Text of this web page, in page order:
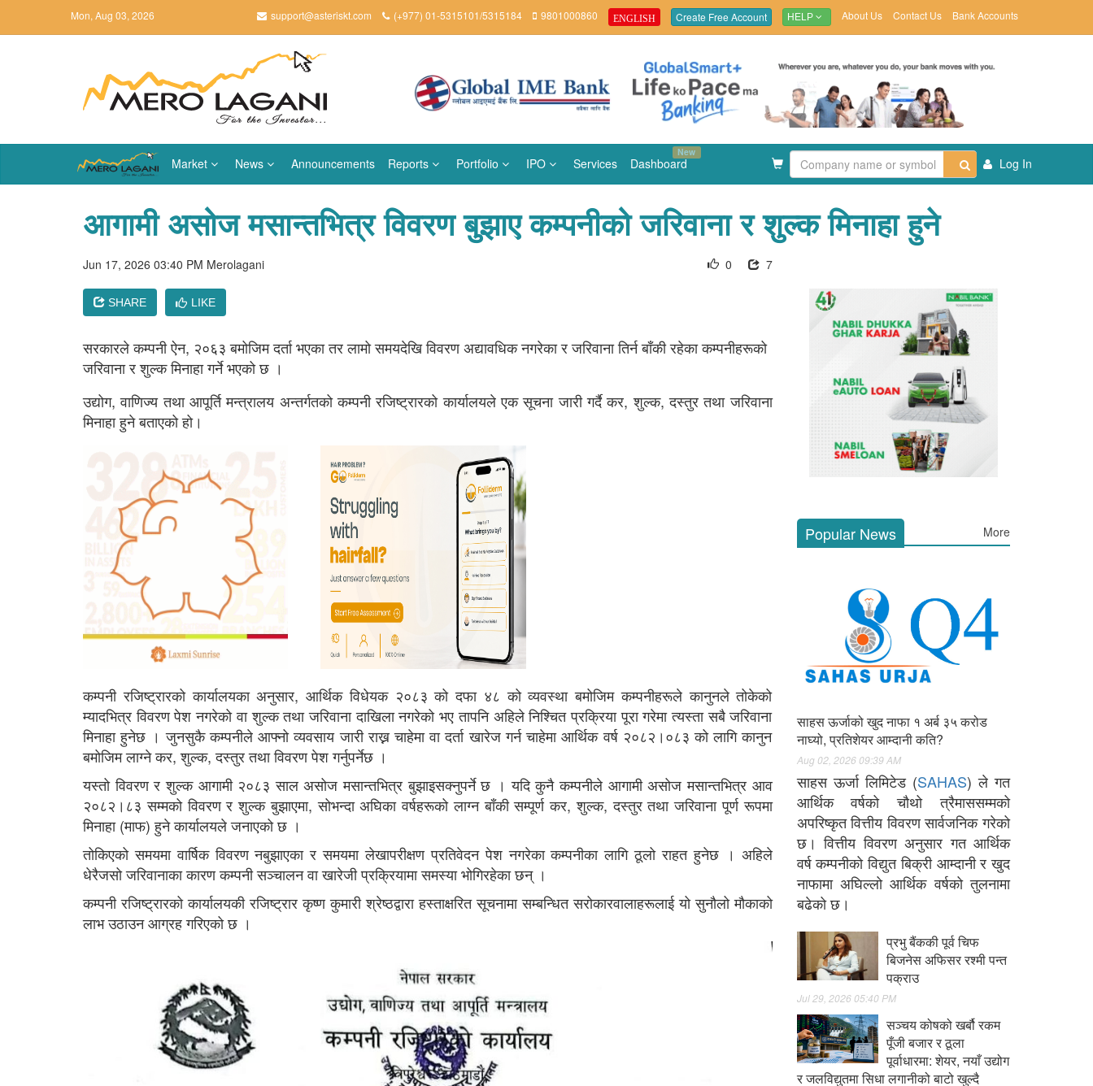
Mon, Aug 03, 2026 support@asteriskt.com (+977) 01-5315101/5315184 9801000860 ENGLISH Create Free Account HELP About Us Contact Us Bank Accounts
Market News Announcements Reports Portfolio IPO Services Dashboard
New
Log In
आगामी असोज मसान्तभित्र विवरण बुझाए कम्पनीको जरिवाना र शुल्क मिनाहा हुने
Jun 17, 2026 03:40 PM Merolagani 7
0
SHARE LIKE
सरकारले कम्पनी ऐन, २०६३ बमोजिम दर्ता भएका तर लामो समयदेखि विवरण अद्यावधिक नगरेका र जरिवाना तिर्न बाँकी रहेका कम्पनीहरूको
जरिवाना र शुल्क मिनाहा गर्ने भएको छ ।
उद्योग, वाणिज्य तथा आपूर्ति मन्त्रालय अन्तर्गतको कम्पनी रजिष्ट्रारको कार्यालयले एक सूचना जारी गर्दै कर, शुल्क, दस्तुर तथा जरिवाना
मिनाहा हुने बताएको हो।
कम्पनी रजिष्ट्रारको कार्यालयका अनुसार, आर्थिक विधेयक २०८३ को दफा ४८ को व्यवस्था बमोजिम कम्पनीहरूले कानुनले तोकेको
म्यादभित्र विवरण पेश नगरेको वा शुल्क तथा जरिवाना दाखिला नगरेको भए तापनि अहिले निश्चित प्रक्रिया पूरा गरेमा त्यस्ता सबै जरिवाना
मिनाहा हुनेछ । जुनसुकै कम्पनीले आफ्नो व्यवसाय जारी राख्न चाहेमा वा दर्ता खारेज गर्न चाहेमा आर्थिक वर्ष २०८२।०८३ को लागि कानुन
बमोजिम लाग्ने कर, शुल्क, दस्तुर तथा विवरण पेश गर्नुपर्नेछ ।
यस्तो विवरण र शुल्क आगामी २०८३ साल असोज मसान्तभित्र बुझाइसक्नुपर्ने छ । यदि कुनै कम्पनीले आगामी असोज मसान्तभित्र आव
२०८२।८३ सम्मको विवरण र शुल्क बुझाएमा, सोभन्दा अघिका वर्षहरूको लाग्न बाँकी सम्पूर्ण कर, शुल्क, दस्तुर तथा जरिवाना पूर्ण रूपमा
मिनाहा (माफ) हुने कार्यालयले जनाएको छ ।
तोकिएको समयमा वार्षिक विवरण नबुझाएका र समयमा लेखापरीक्षण प्रतिवेदन पेश नगरेका कम्पनीका लागि ठूलो राहत हुनेछ । अहिले
धेरैजसो जरिवानाका कारण कम्पनी सञ्चालन वा खारेजी प्रक्रियामा समस्या भोगिरहेका छन् ।
कम्पनी रजिष्ट्रारको कार्यालयकी रजिष्ट्रार कृष्ण कुमारी श्रेष्ठद्वारा हस्ताक्षरित सूचनामा सम्बन्धित सरोकारवालाहरूलाई यो सुनौलो मौकाको
लाभ उठाउन आग्रह गरिएको छ ।
Popular News More
साहस ऊर्जाको खुद नाफा १ अर्ब ३५ करोड
नाघ्यो, प्रतिशेयर आम्दानी कति?
Aug 02, 2026 09:39 AM
साहस ऊर्जा लिमिटेड (SAHAS) ले गत
आर्थिक वर्षको चौथो त्रैमाससम्मको
अपरिष्कृत वित्तीय विवरण सार्वजनिक गरेको
छ। वित्तीय विवरण अनुसार गत आर्थिक
वर्ष कम्पनीको विद्युत बिक्री आम्दानी र खुद
नाफामा अघिल्लो आर्थिक वर्षको तुलनामा
बढेको छ।
प्रभु बैंककी पूर्व चिफ
बिजनेस अफिसर रश्मी पन्त
पक्राउ
Jul 29, 2026 05:40 PM
सञ्चय कोषको खर्बौ रकम
पूँजी बजार र ठूला
पूर्वाधारमा: शेयर, नयाँ उद्योग
र जलविद्युतमा सिधा लगानीको बाटो खुल्दै